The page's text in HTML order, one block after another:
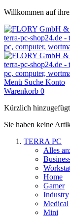
Willkommen auf
Menü Suche Konto
Warenkorb 0
Kürzlich
Sie haben keine
TERRA PC
Alles
Home
Gamer
Industry
Medical
Mini